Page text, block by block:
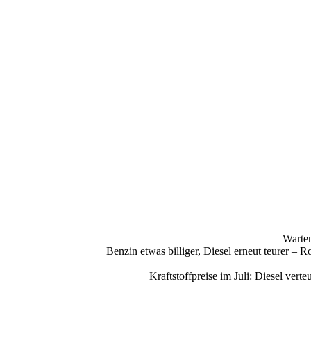
Benzin etwas billiger, Diesel erneut teurer –
Kraftstoffpreise im Juli: Diesel